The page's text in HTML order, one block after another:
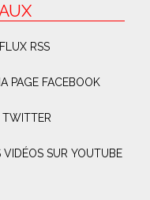
RSS
PAGE FACEBOOK
TWITTER
VIDÉOS SUR YOUTUBE